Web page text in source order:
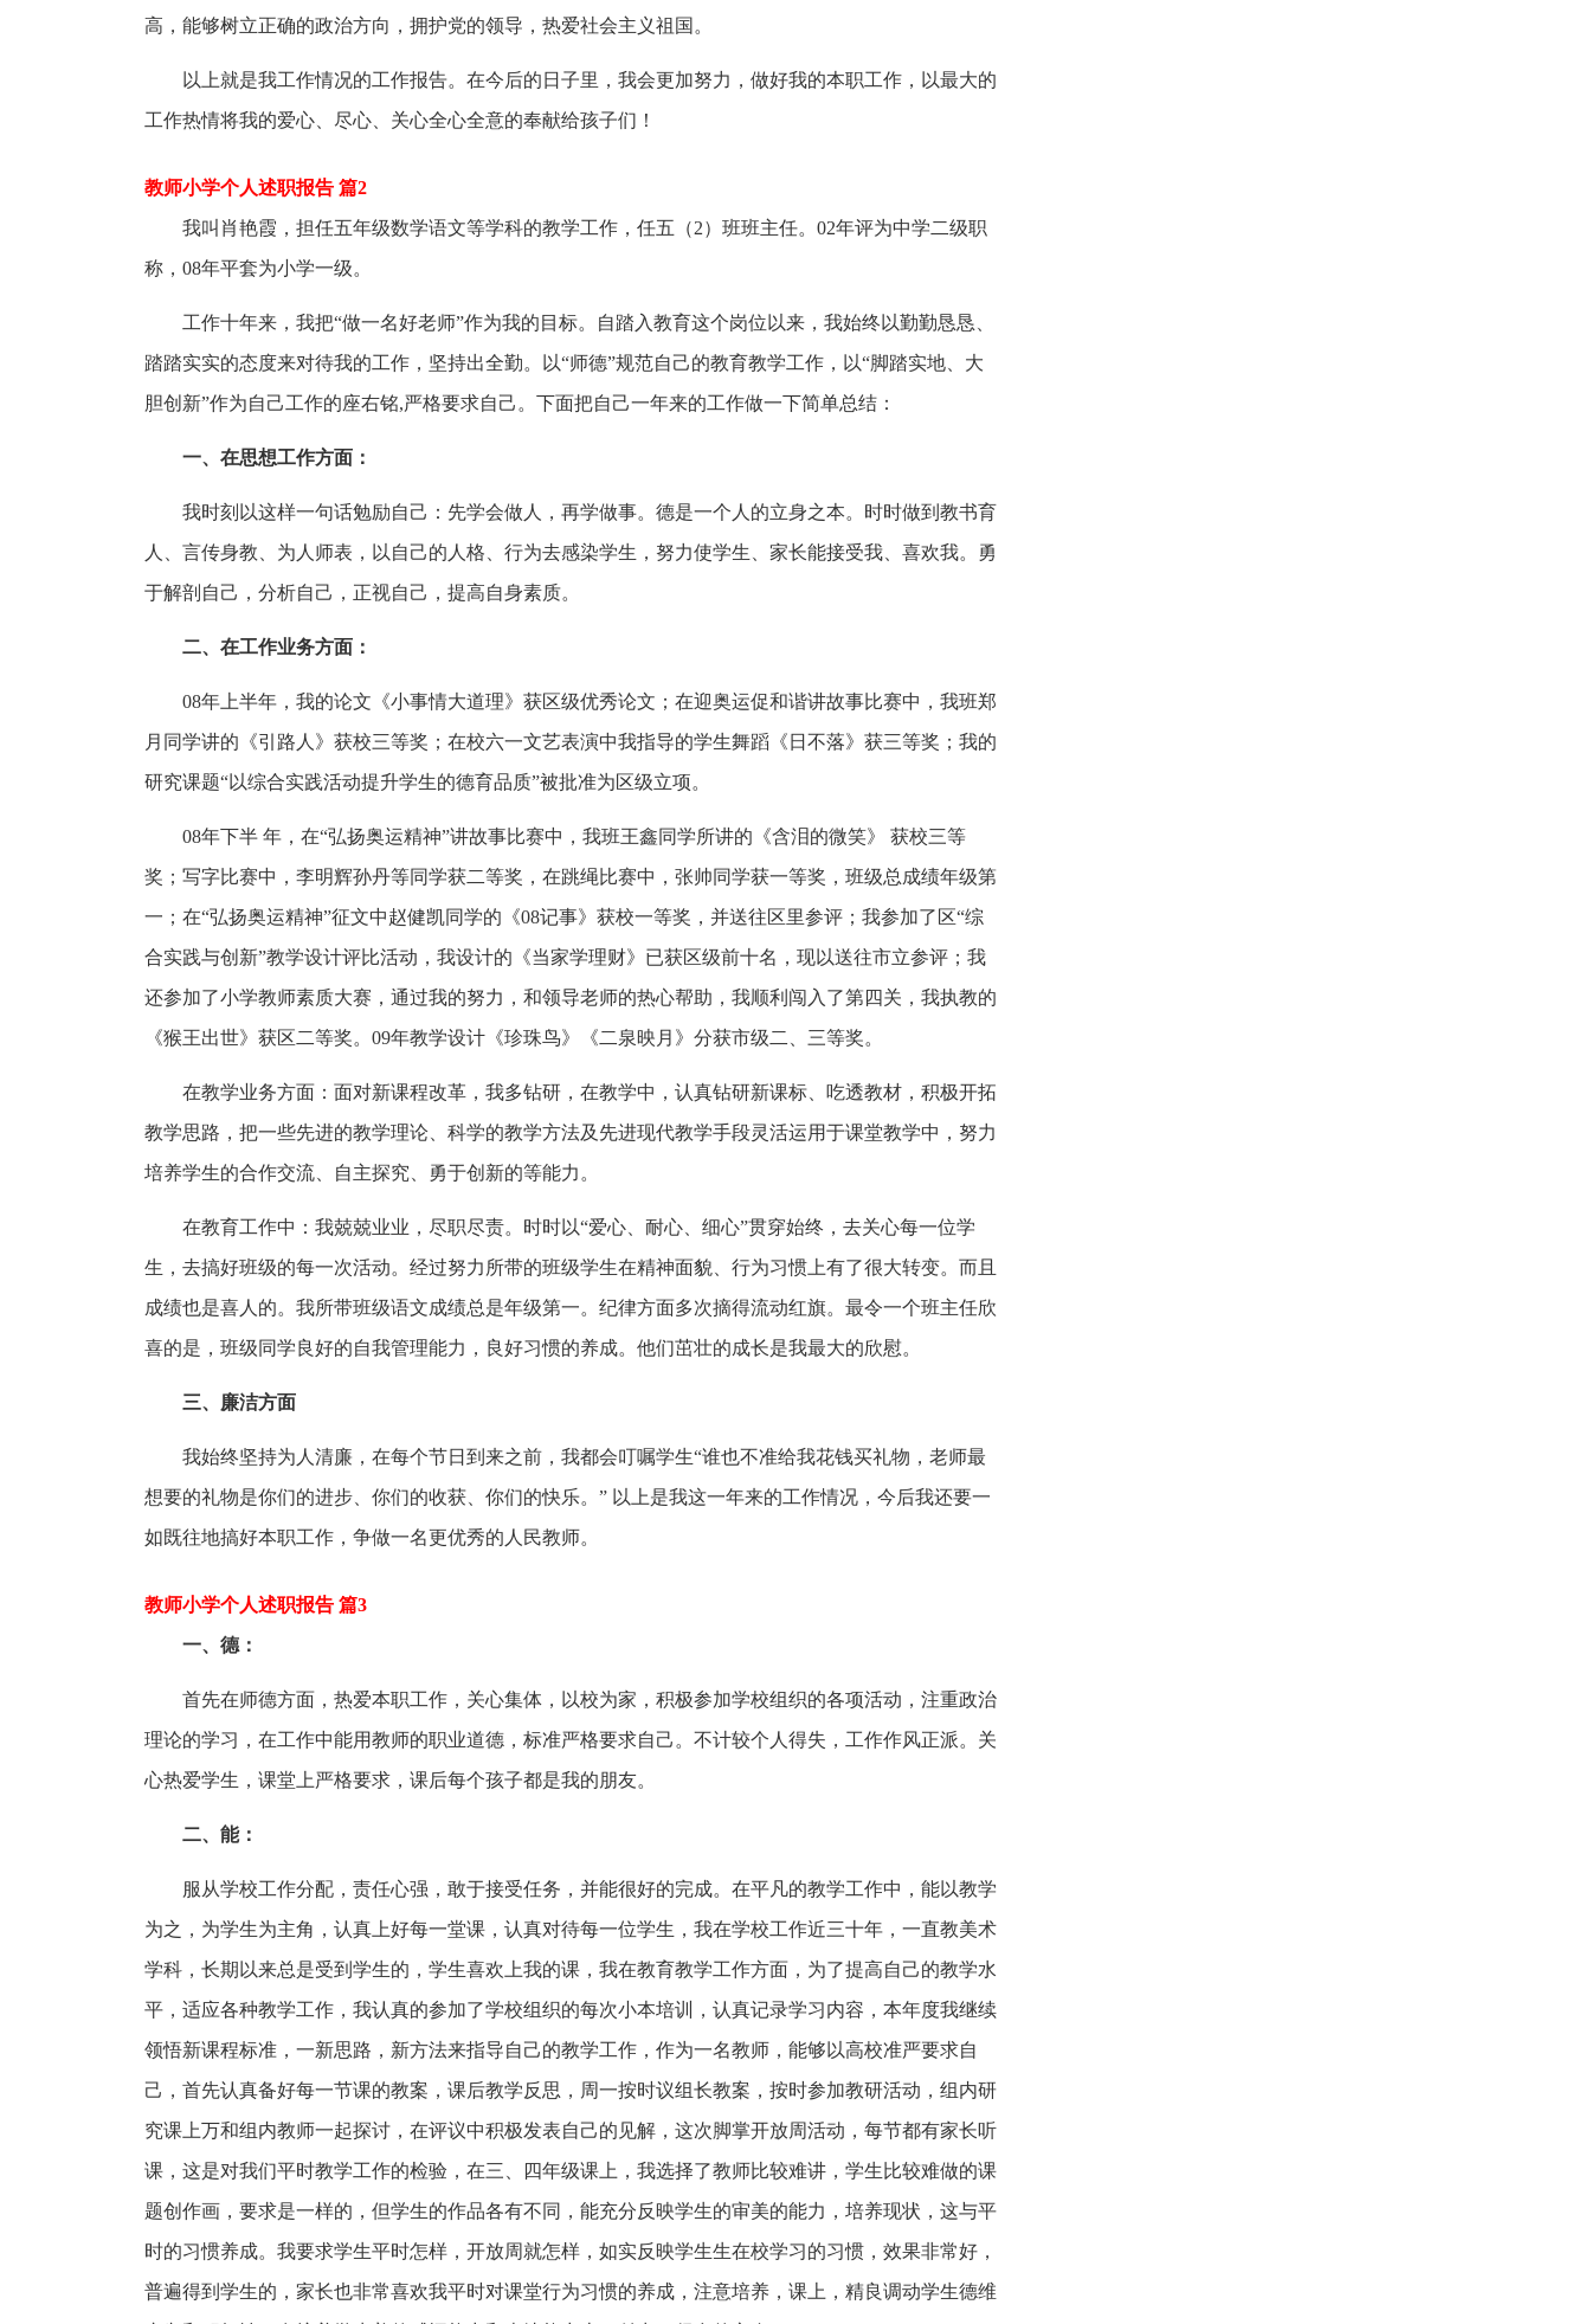
高，能够树立正确的政治方向，拥护党的领导，热爱社会主义祖国。
以上就是我工作情况的工作报告。在今后的日子里，我会更加努力，做好我的本职工作，以最大的
工作热情将我的爱心、尽心、关心全心全意的奉献给孩子们！
教师小学个人述职报告 篇2
我叫肖艳霞，担任五年级数学语文等学科的教学工作，任五（2）班班主任。02年评为中学二级职
称，08年平套为小学一级。
工作十年来，我把“做一名好老师”作为我的目标。自踏入教育这个岗位以来，我始终以勤勤恳恳、
踏踏实实的态度来对待我的工作，坚持出全勤。以“师德”规范自己的教育教学工作，以“脚踏实地、大
胆创新”作为自己工作的座右铭,严格要求自己。下面把自己一年来的工作做一下简单总结：
一、在思想工作方面：
我时刻以这样一句话勉励自己：先学会做人，再学做事。德是一个人的立身之本。时时做到教书育
人、言传身教、为人师表，以自己的人格、行为去感染学生，努力使学生、家长能接受我、喜欢我。勇
于解剖自己，分析自己，正视自己，提高自身素质。
二、在工作业务方面：
08年上半年，我的论文《小事情大道理》获区级优秀论文；在迎奥运促和谐讲故事比赛中，我班郑
月同学讲的《引路人》获校三等奖；在校六一文艺表演中我指导的学生舞蹈《日不落》获三等奖；我的
研究课题“以综合实践活动提升学生的德育品质”被批准为区级立项。
08年下半 年，在“弘扬奥运精神”讲故事比赛中，我班王鑫同学所讲的《含泪的微笑》 获校三等
奖；写字比赛中，李明辉孙丹等同学获二等奖，在跳绳比赛中，张帅同学获一等奖，班级总成绩年级第
一；在“弘扬奥运精神”征文中赵健凯同学的《08记事》获校一等奖，并送往区里参评；我参加了区“综
合实践与创新”教学设计评比活动，我设计的《当家学理财》已获区级前十名，现以送往市立参评；我
还参加了小学教师素质大赛，通过我的努力，和领导老师的热心帮助，我顺利闯入了第四关，我执教的
《猴王出世》获区二等奖。09年教学设计《珍珠鸟》《二泉映月》分获市级二、三等奖。
在教学业务方面：面对新课程改革，我多钻研，在教学中，认真钻研新课标、吃透教材，积极开拓
教学思路，把一些先进的教学理论、科学的教学方法及先进现代教学手段灵活运用于课堂教学中，努力
培养学生的合作交流、自主探究、勇于创新的等能力。
在教育工作中：我兢兢业业，尽职尽责。时时以“爱心、耐心、细心”贯穿始终，去关心每一位学
生，去搞好班级的每一次活动。经过努力所带的班级学生在精神面貌、行为习惯上有了很大转变。而且
成绩也是喜人的。我所带班级语文成绩总是年级第一。纪律方面多次摘得流动红旗。最令一个班主任欣
喜的是，班级同学良好的自我管理能力，良好习惯的养成。他们茁壮的成长是我最大的欣慰。
三、廉洁方面
我始终坚持为人清廉，在每个节日到来之前，我都会叮嘱学生“谁也不准给我花钱买礼物，老师最
想要的礼物是你们的进步、你们的收获、你们的快乐。” 以上是我这一年来的工作情况，今后我还要一
如既往地搞好本职工作，争做一名更优秀的人民教师。
教师小学个人述职报告 篇3
一、德：
首先在师德方面，热爱本职工作，关心集体，以校为家，积极参加学校组织的各项活动，注重政治
理论的学习，在工作中能用教师的职业道德，标准严格要求自己。不计较个人得失，工作作风正派。关
心热爱学生，课堂上严格要求，课后每个孩子都是我的朋友。
二、能：
服从学校工作分配，责任心强，敢于接受任务，并能很好的完成。在平凡的教学工作中，能以教学
为之，为学生为主角，认真上好每一堂课，认真对待每一位学生，我在学校工作近三十年，一直教美术
学科，长期以来总是受到学生的，学生喜欢上我的课，我在教育教学工作方面，为了提高自己的教学水
平，适应各种教学工作，我认真的参加了学校组织的每次小本培训，认真记录学习内容，本年度我继续
领悟新课程标准，一新思路，新方法来指导自己的教学工作，作为一名教师，能够以高校准严要求自
己，首先认真备好每一节课的教案，课后教学反思，周一按时议组长教案，按时参加教研活动，组内研
究课上万和组内教师一起探讨，在评议中积极发表自己的见解，这次脚掌开放周活动，每节都有家长听
课，这是对我们平时教学工作的检验，在三、四年级课上，我选择了教师比较难讲，学生比较难做的课
题创作画，要求是一样的，但学生的作品各有不同，能充分反映学生的审美的能力，培养现状，这与平
时的习惯养成。我要求学生平时怎样，开放周就怎样，如实反映学生生在校学习的习惯，效果非常好，
普遍得到学生的，家长也非常喜欢我平时对课堂行为习惯的养成，注意培养，课上，精良调动学生德维